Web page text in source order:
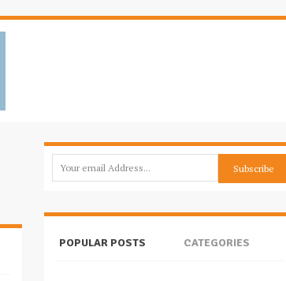
POPULAR POSTS CATEGORIES